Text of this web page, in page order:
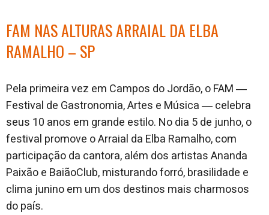
FAM NAS ALTURAS ARRAIAL DA ELBA
RAMALHO – SP
Pela primeira vez em Campos do Jordão, o FAM ―
Festival de Gastronomia, Artes e Música ― celebra
seus 10 anos em grande estilo. No dia 5 de junho, o
festival promove o Arraial da Elba Ramalho, com
participação da cantora, além dos artistas Ananda
Paixão e BaiãoClub, misturando forró, brasilidade e
clima junino em um dos destinos mais charmosos
do país.